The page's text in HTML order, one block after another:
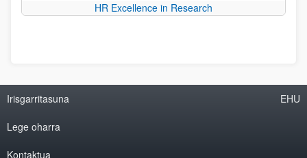
HR Excellence in Research
Irisgarritasuna
Lege oharra
Kontaktua
EHU